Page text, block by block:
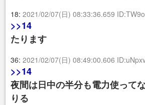
18: 2021/02/07(日) 08:33:36.659
>>14
たります
36: 2021/02/07(日) 08:49:00.606
>>14
夜間は日中の半分も電力使って
りる